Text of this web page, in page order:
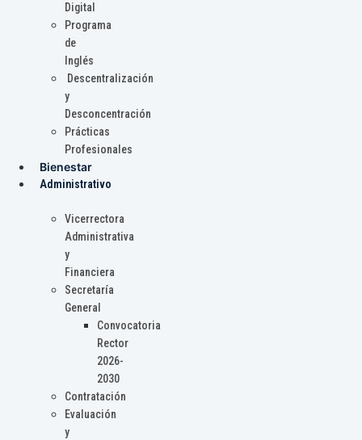
Digital
Programa
de
Inglés
Descentralización
y
Desconcentración
Prácticas
Profesionales
Bienestar
Administrativo
Vicerrectora
Administrativa
y
Financiera
Secretaría
General
Convocatoria
Rector
2026-
2030
Contratación
Evaluación
y